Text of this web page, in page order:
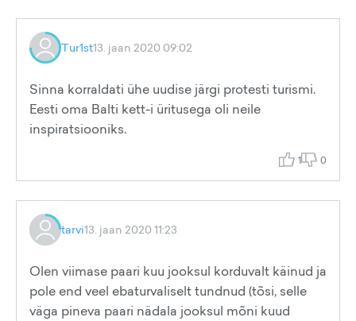
Tur1st13. jaan 2020 09:02
Sinna korraldati ühe uudise järgi protesti turismi.
Eesti oma Balti kett-i üritusega oli neile
inspiratsiooniks.
1 0
tarvi13. jaan 2020 11:23
Olen viimase paari kuu jooksul korduvalt käinud ja
pole end veel ebaturvaliselt tundnud (tõsi, selle
väga pineva paari nädala jooksul mõni kuud